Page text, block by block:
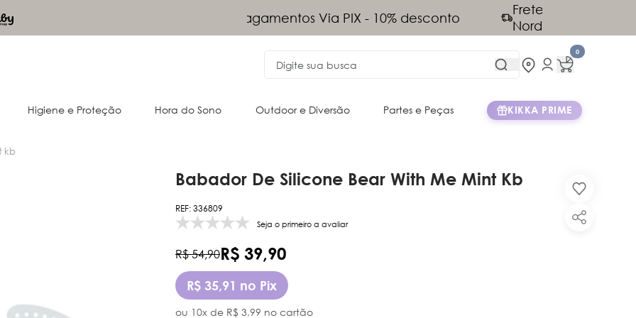
Via PIX - 10% desconto
Frete Grátis acima de R$899 (exceto Norte e
Nordeste)
0
Oportunidades
Passeio
Higiene e Proteção Hora do Sono Outdoor e Diversão Partes e Peças KIKKA PRIME
kb
Babador De Silicone Bear With Me Mint Kb
REF: 336809
Seja o primeiro a avaliar
R$ 54,90R$ 39,90
R$ 35,91 no Pix
ou 10x de R$ 3,99 no cartão